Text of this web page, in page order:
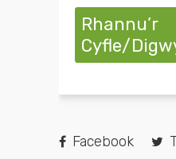
Rhannu’r
Cyfle/
Facebook